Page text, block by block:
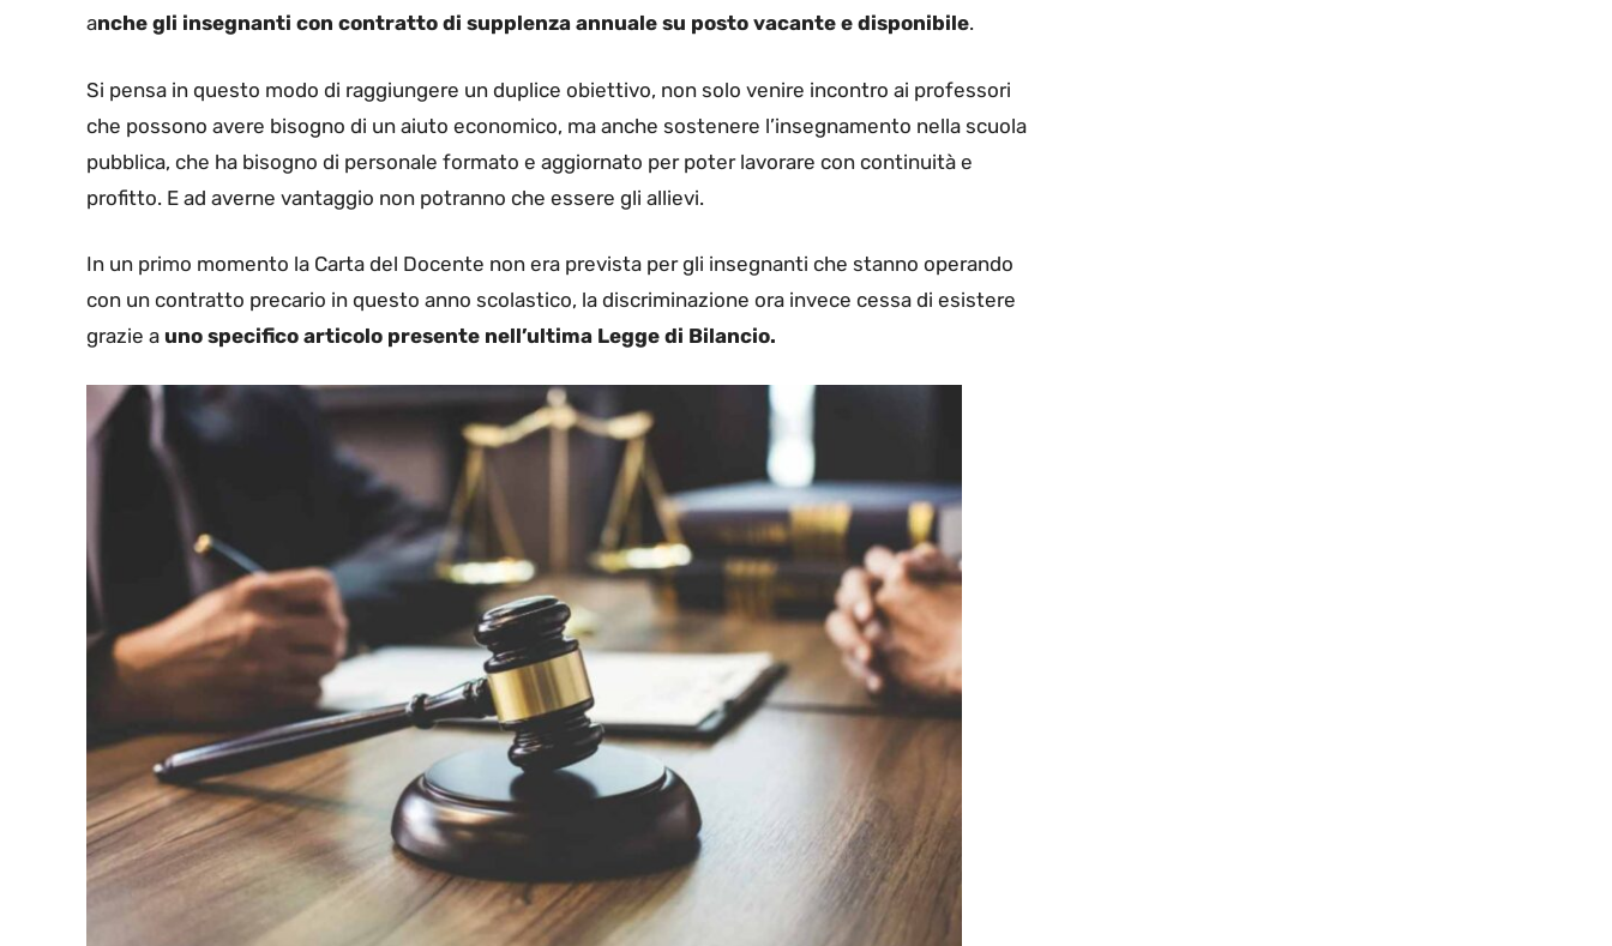
anche gli insegnanti con contratto di supplenza annuale su posto vacante e disponibile.
Si pensa in questo modo di raggiungere un duplice obiettivo, non solo venire incontro ai professori
che possono avere bisogno di un aiuto economico, ma anche sostenere l’insegnamento nella scuola
pubblica, che ha bisogno di personale formato e aggiornato per poter lavorare con continuità e
profitto. E ad averne vantaggio non potranno che essere gli allievi.
In un primo momento la Carta del Docente non era prevista per gli insegnanti che stanno operando
con un contratto precario in questo anno scolastico, la discriminazione ora invece cessa di esistere
grazie a uno specifico articolo presente nell’ultima Legge di Bilancio.